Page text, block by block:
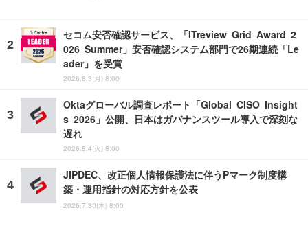
セコム安否確認サービス、「ITreview Grid Award 2
026 Summer」安否確認システム部門で26期連続「Le
ader」を受賞
2026.8.3(月) 8:00
Oktaグローバル調査レポート「Global CISO Insight
s 2026」公開、日本はガバナンスツール導入で深刻な
遅れ
2026.8.4(火) 8:00
JIPDEC、改正個人情報保護法に伴うPマーク制度構
築・運用指針の対応方針を公表
2026.7.30(木) 8:00